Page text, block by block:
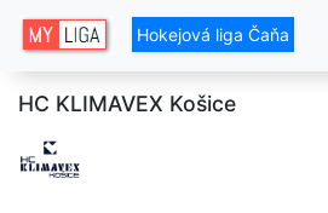
Hokejová liga Čaňa
HC KLIMAVEX Košice